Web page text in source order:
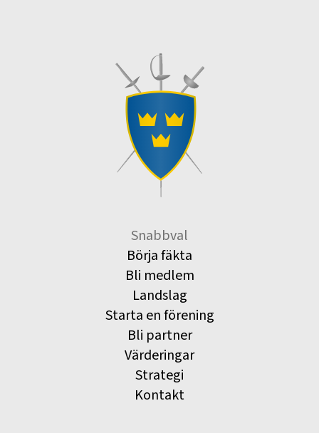
Snabbval
Börja fäkta
Bli medlem
Landslag
Starta en förening
Bli partner
Värderingar
Strategi
Kontakt